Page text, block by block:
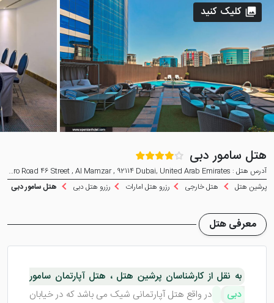
هتل سامور دبی
آدرس هتل : Corner Cairo Road 46 Street , Al Mamzar , 92114 Dubai, United Arab Emirates
پرشین هتل
هتل خارجی رزرو هتل امارات رزرو هتل دبی هتل سامور دبی
کلیک کنید
معرفی هتل
به نقل از کارشناسان پرشین هتل ، هتل آپارتمان سامور
دبی
در واقع هتل آپارتمانی شیک می باشد که در خیابان